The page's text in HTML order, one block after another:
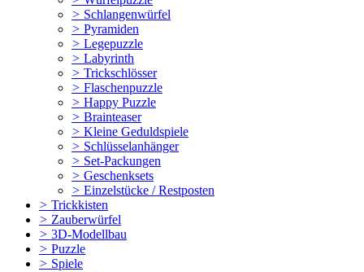
> Schlangenwürfel
> Pyramiden
> Legepuzzle
> Labyrinth
> Trickschlösser
> Flaschenpuzzle
> Happy Puzzle
> Brainteaser
> Kleine Geduldspiele
> Schlüsselanhänger
> Set-Packungen
> Geschenksets
> Einzelstücke / Restposten
> Trickkisten
> Zauberwürfel
> 3D-Modellbau
> Puzzle
> Spiele